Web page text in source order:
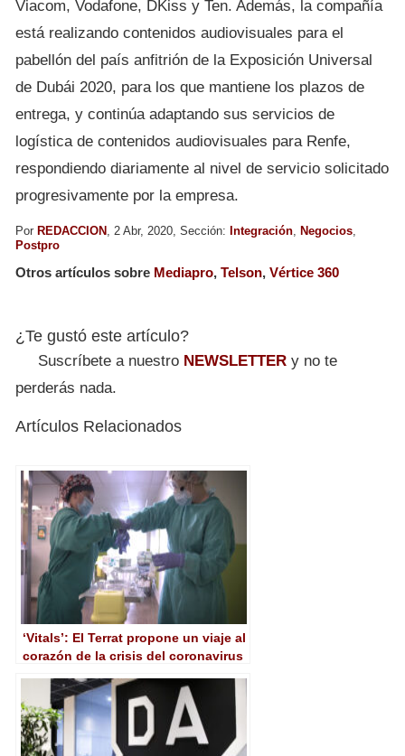
Viacom, Vodafone, DKiss y Ten. Además, la compañía
está realizando contenidos audiovisuales para el
pabellón del país anfitrión de la Exposición Universal
de Dubái 2020, para los que mantiene los plazos de
entrega, y continúa adaptando sus servicios de
logística de contenidos audiovisuales para Renfe,
respondiendo diariamente al nivel de servicio solicitado
progresivamente por la empresa.
Por REDACCION , 2 Abr, 2020, Sección: Integración, Negocios,
Postpro
Otros artículos sobre Mediapro, Telson, Vértice 360
¿Te gustó este artículo?
Suscríbete a nuestro NEWSLETTER y no te
perderás nada.
Artículos Relacionados
‘Vitals’: El Terrat propone un viaje al
corazón de la crisis del coronavirus